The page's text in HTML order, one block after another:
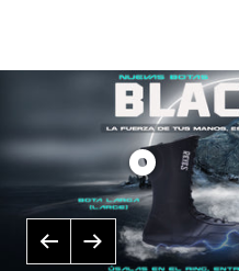
Mostrar
productos
Bota
larga
AnteriorSiguiente